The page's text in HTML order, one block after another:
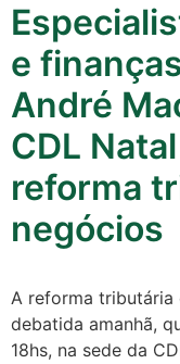
Cotidiano
Comunidade
e
André
CDL
reforma
negócios
A reforma tributária
debatida amanhã,
18hs, na sede da